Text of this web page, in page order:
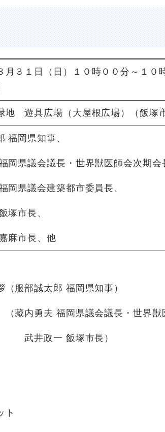
月３１日（日）１０時００分～１０
地 遊具広場（大屋根広場）（飯塚
福岡県知事、
岡県議会議長・世界獣医師会次期会
岡県議会建築都市委員長、
塚市長、
麻市長、他
（服部誠太郎 福岡県知事）
藏内勇夫 福岡県議会議長・世界獣
一 飯塚市長）
ト